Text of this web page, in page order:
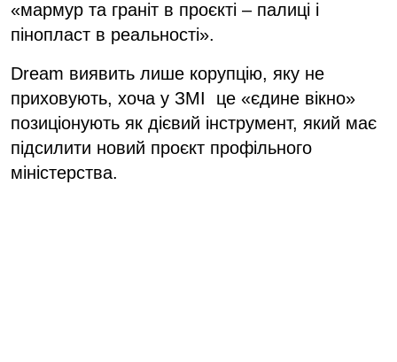
«мармур та граніт в проєкті – палиці і
пінопласт в реальності».
Dream виявить лише корупцію, яку не
приховують, хоча у ЗМІ це «єдине вікно»
позиціонують як дієвий інструмент, який має
підсилити новий проєкт профільного
міністерства.